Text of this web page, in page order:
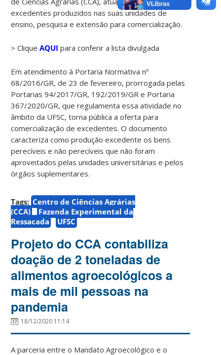
excedentes produzidos nas suas unidades de
ensino, pesquisa e extensão para comercialização.
> CliqueAQUI para conferir a lista divulgada
Em atendimento à Portaria Normativa nº
68/2016/GR, de 23 de fevereiro, prorrogada pelas
Portarias 94/2017/GR, 192/2019/GR e Portaria
367/2020/GR, que regulamenta essa atividade no
âmbito da UFSC, torna pública a oferta para
comercialização de excedentes. O documento
caracteriza como produção excedente os bens
perecíveis e não perecíveis que não foram
aproveitados pelas unidades universitárias e pelos
órgãos suplementares.
Tags: Centro de Ciências Agrárias
(CCA)
Fazenda Experimental da
Ressacada
UFSC
Projeto do CCA contabiliza
doação de 2 toneladas de
alimentos agroecológicos a
mais de mil pessoas na
pandemia
18/12/2020 11:14
A parceria entre o Mandato Agroecológico e o